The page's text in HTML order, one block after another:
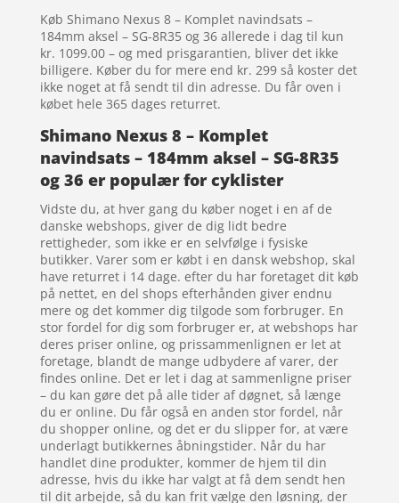
Køb Shimano Nexus 8 – Komplet navindsats –
184mm aksel – SG-8R35 og 36 allerede i dag til kun
kr. 1099.00 – og med prisgarantien, bliver det ikke
billigere. Køber du for mere end kr. 299 så koster det
ikke noget at få sendt til din adresse. Du får oven i
købet hele 365 dages returret.
Shimano Nexus 8 – Komplet
navindsats – 184mm aksel – SG-8R35
og 36 er populær for cyklister
Vidste du, at hver gang du køber noget i en af de
danske webshops, giver de dig lidt bedre
rettigheder, som ikke er en selvfølge i fysiske
butikker. Varer som er købt i en dansk webshop, skal
have returret i 14 dage. efter du har foretaget dit køb
på nettet, en del shops efterhånden giver endnu
mere og det kommer dig tilgode som forbruger. En
stor fordel for dig som forbruger er, at webshops har
deres priser online, og prissammenlignen er let at
foretage, blandt de mange udbydere af varer, der
findes online. Det er let i dag at sammenligne priser
– du kan gøre det på alle tider af døgnet, så længe
du er online. Du får også en anden stor fordel, når
du shopper online, og det er du slipper for, at være
underlagt butikkernes åbningstider. Når du har
handlet dine produkter, kommer de hjem til din
adresse, hvis du ikke har valgt at få dem sendt hen
til dit arbejde, så du kan frit vælge den løsning, der